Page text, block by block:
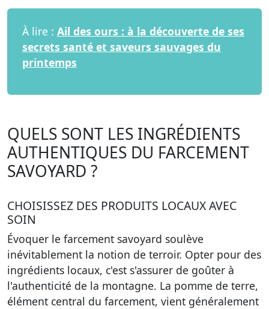
À lire : Ail des ours : à la découverte de ses
secrets santé et saveurs sauvages du
printemps
QUELS SONT LES INGRÉDIENTS
AUTHENTIQUES DU FARCEMENT
SAVOYARD ?
CHOISISSEZ DES PRODUITS LOCAUX AVEC
SOIN
Évoquer le farcement savoyard soulève
inévitablement la notion de terroir. Opter pour des
ingrédients locaux, c'est s'assurer de goûter à
l'authenticité de la montagne. La pomme de terre,
élément central du farcement, vient généralement